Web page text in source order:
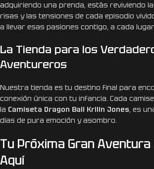
adquiriendo una prenda, estás reviviendo
risas y las tensiones de cada episodio
a llevar esas pasiones contigo, a cada
La Tienda para los
Aventureros
Nuestra tienda es tu destino final para
conexión única con tu infancia. Cada
la Camiseta Dragon Ball Krilin Jones, es
días de pura emoción y asombro.
Tu Próxima Gran Aventura
Aquí